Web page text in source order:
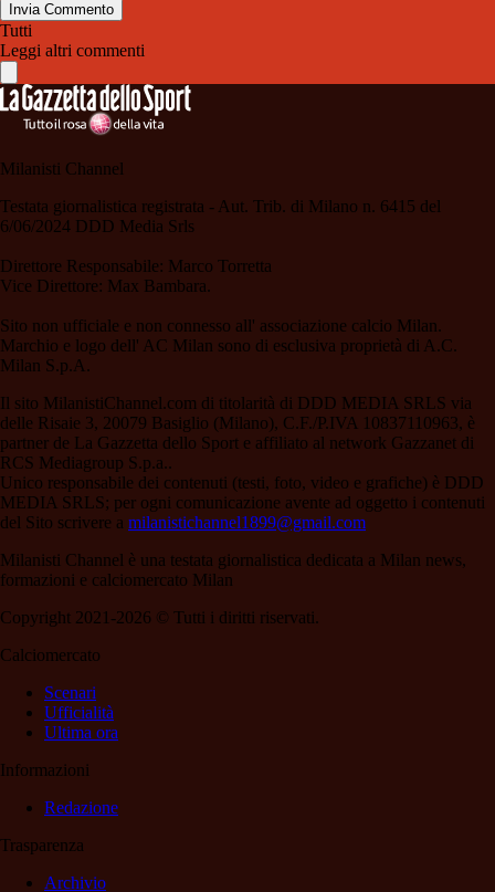
Invia Commento
Tutti
Leggi altri commenti
Milanisti Channel
Testata giornalistica registrata - Aut. Trib. di Milano n. 6415 del
6/06/2024 DDD Media Srls
Direttore Responsabile: Marco Torretta
Vice Direttore: Max Bambara.
Sito non ufficiale e non connesso all' associazione calcio Milan.
Marchio e logo dell' AC Milan sono di esclusiva proprietà di A.C.
Milan S.p.A.
Il sito MilanistiChannel.com di titolarità di DDD MEDIA SRLS via
delle Risaie 3, 20079 Basiglio (Milano), C.F./P.IVA 10837110963, è
partner de La Gazzetta dello Sport e affiliato al network Gazzanet di
RCS Mediagroup S.p.a..
Unico responsabile dei contenuti (testi, foto, video e grafiche) è DDD
MEDIA SRLS; per ogni comunicazione avente ad oggetto i contenuti
del Sito scrivere a milanistichannel1899@gmail.com
Milanisti Channel è una testata giornalistica dedicata a Milan news,
formazioni e calciomercato Milan
Copyright 2021-2026 © Tutti i diritti riservati.
Calciomercato
Scenari
Ufficialità
Ultima ora
Informazioni
Redazione
Trasparenza
Archivio